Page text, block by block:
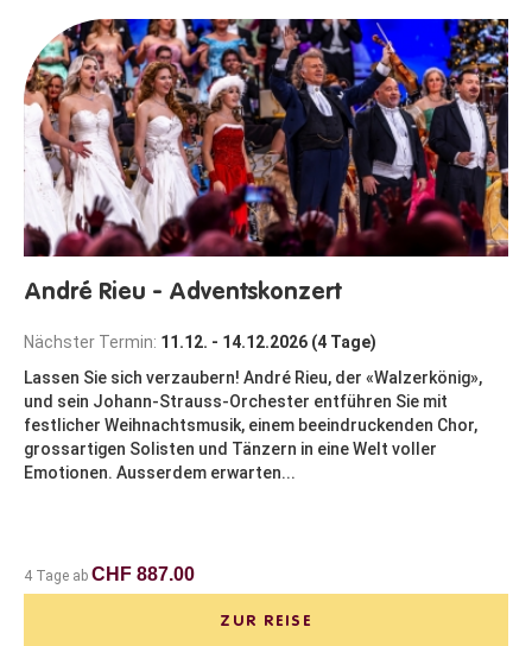
André Rieu - Adventskonzert
Nächster Termin: 11.12. - 14.12.2026 (4 Tage)
Lassen Sie sich verzaubern! André Rieu, der «Walzerkönig»,
und sein Johann-Strauss-Orchester entführen Sie mit
festlicher Weihnachtsmusik, einem beeindruckenden Chor,
grossartigen Solisten und Tänzern in eine Welt voller
Emotionen. Ausserdem erwarten...
4 Tage ab CHF 887.00
ZUR REISE